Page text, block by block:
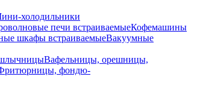
холодильники
печи встраиваемыеКофемашины
шкафы встраиваемыеВакуумные
Вафельницы, орешницы,
фондю-